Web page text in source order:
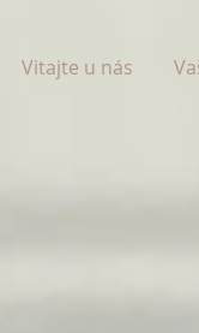
Vitajte u nás